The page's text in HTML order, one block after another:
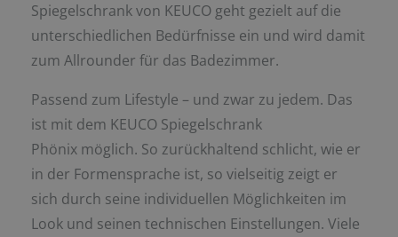
Spiegelschrank von KEUCO geht gezielt auf die
unterschiedlichen Bedürfnisse ein und wird damit
zum Allrounder für das Badezimmer.
Passend zum Lifestyle – und zwar zu jedem. Das
ist mit dem KEUCO Spiegelschrank
Phönix möglich. So zurückhaltend schlicht, wie er
in der Formensprache ist, so vielseitig zeigt er
sich durch seine individuellen Möglichkeiten im
Look und seinen technischen Einstellungen. Viele